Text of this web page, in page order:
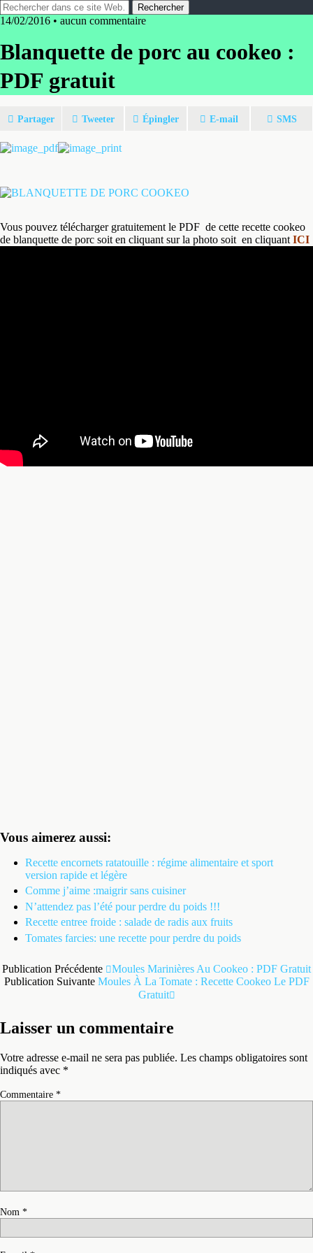
14/02/2016 • aucun commentaire
Blanquette de porc au cookeo :
PDF gratuit
Partager Tweeter Épingler E-mail SMS
Vous pouvez télécharger gratuitement le PDF de cette recette cookeo
de blanquette de porc soit en cliquant sur la photo soit en cliquant ICI
Vous aimerez aussi:
Recette encornets ratatouille : régime alimentaire et sport
version rapide et légère
Comme j’aime :maigrir sans cuisiner
N’attendez pas l’été pour perdre du poids !!!
Recette entree froide : salade de radis aux fruits
Tomates farcies: une recette pour perdre du poids
Publication Précédente
Moules Marinières Au Cookeo : PDF Gratuit
Publication Suivante Moules À La Tomate : Recette Cookeo Le PDF
Gratuit
Laisser un commentaire
Votre adresse e-mail ne sera pas publiée. Les champs obligatoires sont
indiqués avec *
Commentaire *
Nom *